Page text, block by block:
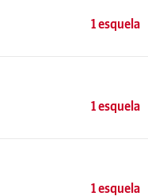
1 esquela
1 esquela
1 esquela